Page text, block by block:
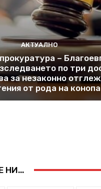
АКТУАЛНО
–
по три
за незаконно
от рода на конопа
НИ...